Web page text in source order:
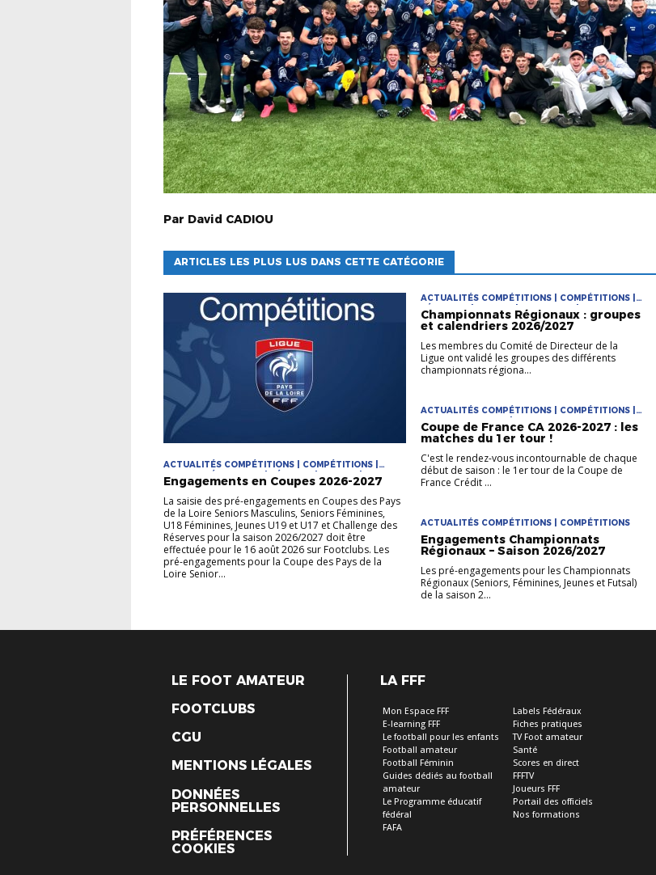
Par David CADIOU
ARTICLES LES PLUS LUS DANS CETTE CATÉGORIE
ACTUALITÉS COMPÉTITIONS | COMPÉTITIONS |
COUPES RÉGIONALES | FÉMININE | FUTSAL | JEUNES
| MASCULIN
Engagements en Coupes 2026-2027
La saisie des pré-engagements en Coupes des Pays
de la Loire Seniors Masculins, Seniors Féminines,
U18 Féminines, Jeunes U19 et U17 et Challenge des
Réserves pour la saison 2026/2027 doit être
effectuée pour le 16 août 2026 sur Footclubs. Les
pré-engagements pour la Coupe des Pays de la
Loire Senior...
ACTUALITÉS COMPÉTITIONS | COMPÉTITIONS |
FÉMININES | FUTSAL | PRATIQUES | PRATIQUES
JEUNES
Championnats Régionaux : groupes
et calendriers 2026/2027
Les membres du Comité de Directeur de la
Ligue ont validé les groupes des différents
championnats régiona...
ACTUALITÉS COMPÉTITIONS | COMPÉTITIONS |
COUPE DE FRANCE | COUPES NATIONALES
Coupe de France CA 2026-2027 : les
matches du 1er tour !
C'est le rendez-vous incontournable de chaque
début de saison : le 1er tour de la Coupe de
France Crédit ...
ACTUALITÉS COMPÉTITIONS | COMPÉTITIONS
Engagements Championnats
Régionaux – Saison 2026/2027
Les pré-engagements pour les Championnats
Régionaux (Seniors, Féminines, Jeunes et Futsal)
de la saison 2...
LE FOOT AMATEUR
FOOTCLUBS
CGU
MENTIONS LÉGALES
DONNÉES
PERSONNELLES
PRÉFÉRENCES
COOKIES
LA FFF
Mon Espace FFF
E-learning FFF
Le football pour les enfants
Football amateur
Football Féminin
Guides dédiés au football
amateur
Le Programme éducatif
fédéral
FAFA
Labels Fédéraux
Fiches pratiques
TV Foot amateur
Santé
Scores en direct
FFFTV
Joueurs FFF
Portail des officiels
Nos formations